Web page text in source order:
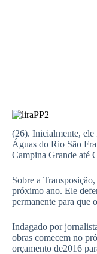
(26). Inicialmente, ele
Águas do Rio São
Campina Grande até
Sobre a
próximo ano. Ele
permanente para que
Indagado por
obras comecem no
orçamento de2016